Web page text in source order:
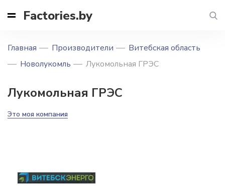
Factories.by
Главная Производители
Витебская область
Новолукомль
Лукомольная ГРЭС
Лукомольная ГРЭС
Это моя компания